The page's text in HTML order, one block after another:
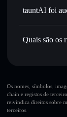
associar
volume,
Agregador
Solflare
tauntAI foi
Quais são os
Os nomes, símbolos,
chain e registos de
reivindica direitos sobre
terceiros.